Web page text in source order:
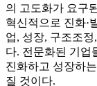
의 고도화가 요구
혁신적으로 진화·
업, 성장, 구조조
다. 전문화된 기업
진화하고 성장하
질 것이다.